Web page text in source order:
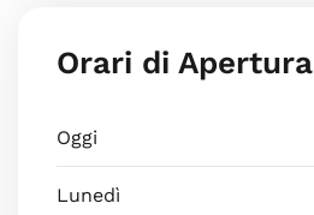
Orari di Apertura
Oggi
Lunedì